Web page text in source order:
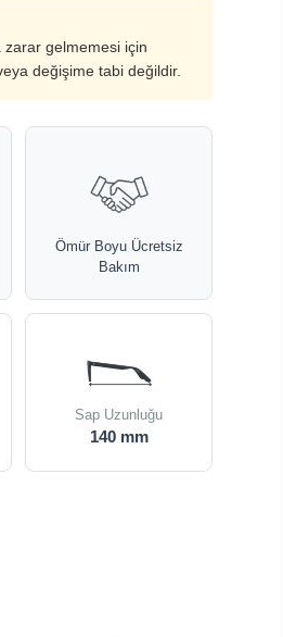
zarar gelmemesi için
değişime tabi değildir.
Ömür Boyu Ücretsiz
Bakım
Sap Uzunluğu
140 mm